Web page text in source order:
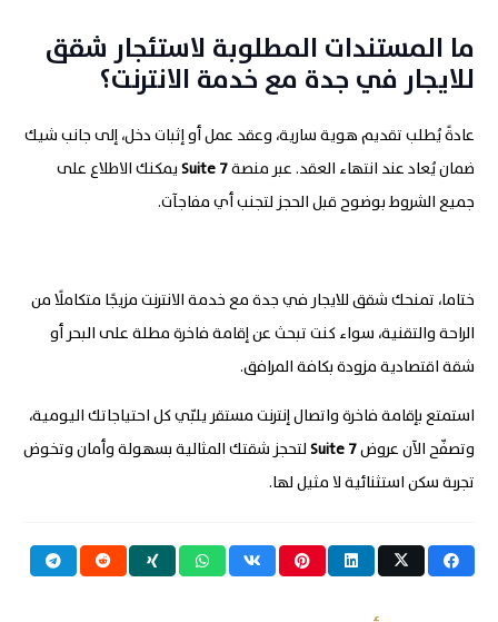
ما المستندات المطلوبة لاستئجار شقق
للايجار في جدة مع خدمة الانترنت؟
عادةً يُطلب تقديم هوية سارية، وعقد عمل أو إثبات دخل، إلى جانب شيك
ضمان يُعاد عند انتهاء العقد. عبر منصة
Suite7
يمكنك الاطلاع على
جميع الشروط بوضوح قبل الحجز لتجنب أي مفاجآت.
ختاما، تمنحك شقق للايجار في جدة مع خدمة الانترنت مزيجًا متكاملًا من
الراحة والتقنية، سواء كنت تبحث عن إقامة فاخرة مطلة على البحر أو
شقة اقتصادية مزودة بكافة المرافق.
استمتع بإقامة فاخرة واتصال إنترنت مستقر يلبّي كل احتياجاتك اليومية،
وتصفّح الآن عروض
Suite7
لتحجز شقتك المثالية بسهولة وأمان وتخوض
تجربة سكن استثنائية لا مثيل لها.